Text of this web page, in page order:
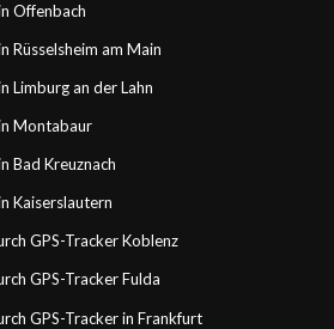
Offenbach
Rüsselsheim am Main
Limburg an der Lahn
Montabaur
Bad Kreuznach
Kaiserslautern
GPS-Tracker Koblenz
GPS-Tracker Fulda
GPS-Tracker in Frankfurt